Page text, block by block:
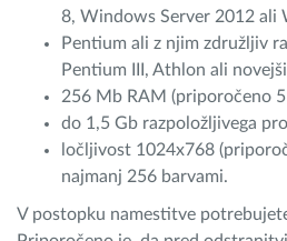
8, Windows Server 2012 ali
Pentium ali z njim združljiv
Pentium III, Athlon ali
256 Mb RAM (priporočeno
do 1,5 Gb razpoložljivega
ločljivost 1024x768
najmanj 256 barvami.
V postopku namestitve